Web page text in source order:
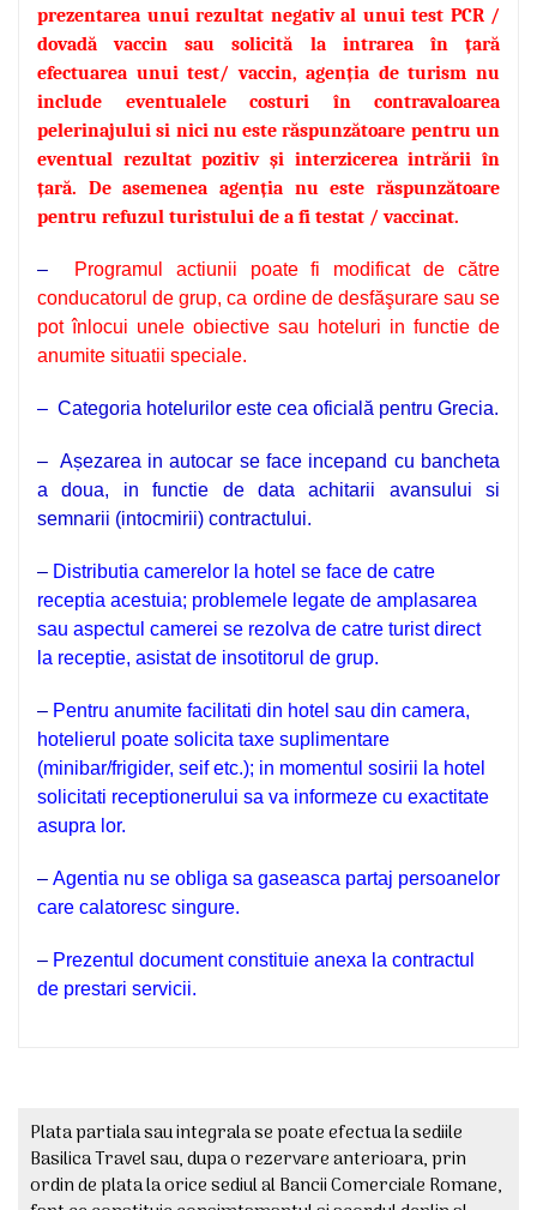
prezentarea unui rezultat negativ al unui test PCR /
dovadă vaccin sau solicită la intrarea în țară
efectuarea unui test/ vaccin, agenția de turism nu
include eventualele costuri în contravaloarea
pelerinajului si nici nu este răspunzătoare pentru un
eventual rezultat pozitiv și interzicerea intrării în
țară. De asemenea agenția nu este răspunzătoare
pentru refuzul turistului de a fi testat / vaccinat.
–
Programul actiunii poate fi modificat de către
conducatorul de grup, ca ordine de desfăşurare sau se
pot înlocui unele obiective sau hoteluri in functie de
anumite situatii speciale.
– Categoria hotelurilor este cea oficială pentru Grecia.
– Așezarea in autocar se face incepand cu bancheta
a doua, in functie de data achitarii avansului si
semnarii (intocmirii) contractului.
– Distributia camerelor la hotel se face de catre
receptia acestuia; problemele legate de amplasarea
sau aspectul camerei se rezolva de catre turist direct
la receptie, asistat de insotitorul de grup.
– Pentru anumite facilitati din hotel sau din camera,
hotelierul poate solicita taxe suplimentare
(minibar/frigider, seif etc.); in momentul sosirii la hotel
solicitati receptionerului sa va informeze cu exactitate
asupra lor.
– Agentia nu se obliga sa gaseasca partaj persoanelor
care calatoresc singure.
– Prezentul document constituie anexa la contractul
de prestari servicii.
Plata partiala sau integrala se poate efectua la sediile
Basilica Travel sau, dupa o rezervare anterioara, prin
ordin de plata la orice sediul al Bancii Comerciale Romane,